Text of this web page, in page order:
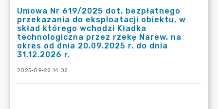
Umowa Nr 619/2025 dot. bezpłatnego
przekazania do eksploatacji obiektu, w
skład którego wchodzi Kładka
technologiczna przez rzekę Narew, na
okres od dnia 20.09.2025 r. do dnia
31.12.2026 r.
2025-09-22 14:02